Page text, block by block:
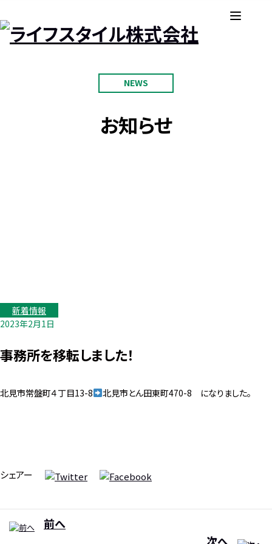
NEWS
お知らせ
新着情報
2023年2月1日
事務所を移転しました！
北見市常盤町４丁目13-8 北見市とん田東町470-8 になりました。
シェアー
前へ